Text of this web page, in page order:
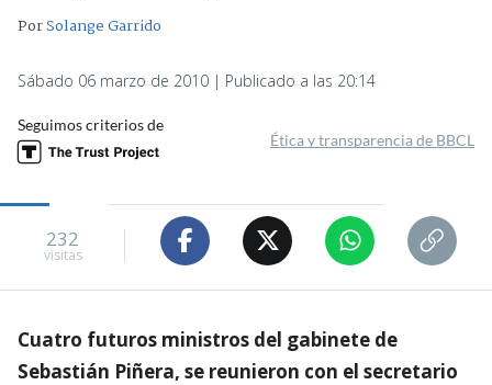
PorSolange Garrido
Sábado 06 marzo de 2010 | Publicado a las 20:14
Seguimos criterios de
Ética y transparencia de BBCL
232
visitas
Cuatro futuros ministros del gabinete de
Sebastián Piñera, se reunieron con el secretario